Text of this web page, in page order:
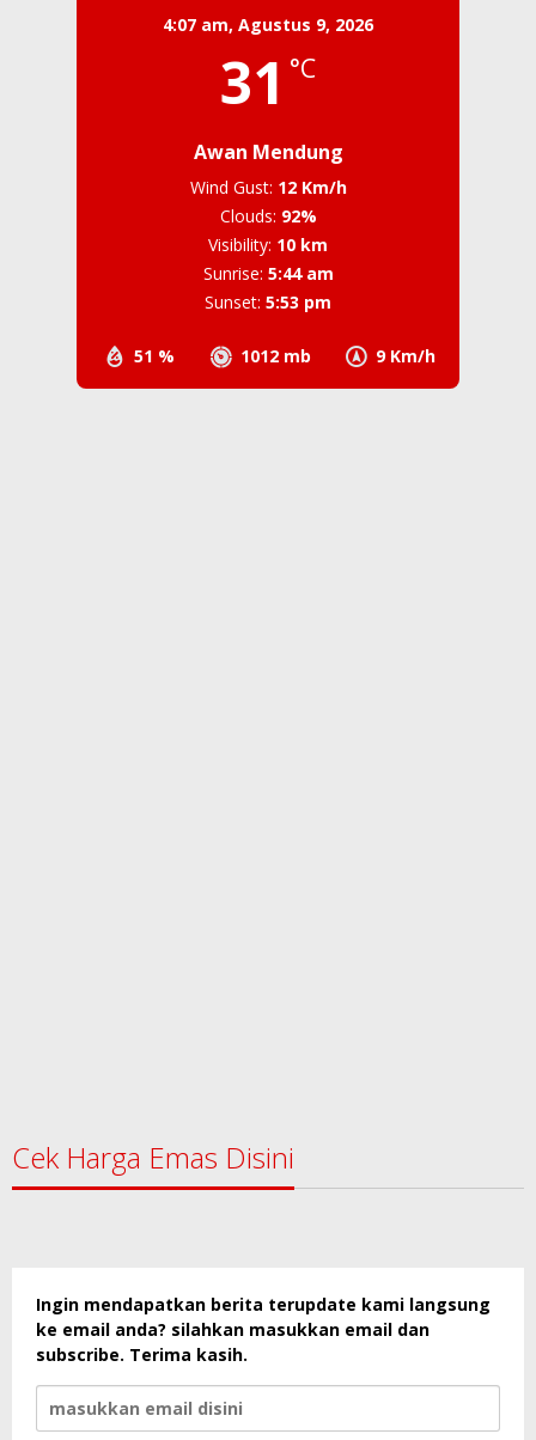
4:07 am, Agustus 9, 2026
31 °C
Awan Mendung
51 % 1012 mb 9 Km/h
Wind Gust: 12 Km/h
Clouds: 92%
Visibility: 10 km
Sunrise: 5:44 am
Sunset: 5:53 pm
Cek Harga Emas Disini
Ingin mendapatkan berita terupdate kami langsung
ke email anda? silahkan masukkan email dan
subscribe. Terima kasih.